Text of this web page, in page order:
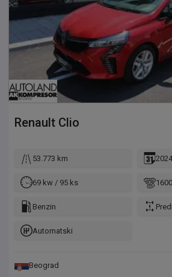
Renault Clio
53.773 km 2024
69 kw / 95 ks
Benzin
Automatski
Beograd